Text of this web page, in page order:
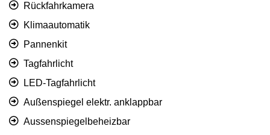
Rückfahrkamera
Klimaautomatik
Pannenkit
Tagfahrlicht
LED-Tagfahrlicht
Außenspiegel elektr. anklappbar
Aussenspiegelbeheizbar